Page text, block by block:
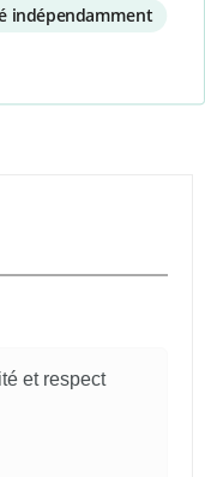
de plaisir et de bien-être
indépendamment
et respect